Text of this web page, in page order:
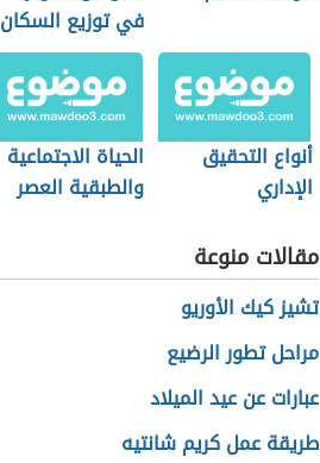
في توزيع السكان
أنواع التحقيق
الإداري
الحياة الاجتماعية
والطبقية العصر
مقالات منوعة
تشيز كيك الأوريو
مراحل تطور الرضيع
عبارات عن عيد الميلاد
طريقة عمل كريم شانتيه